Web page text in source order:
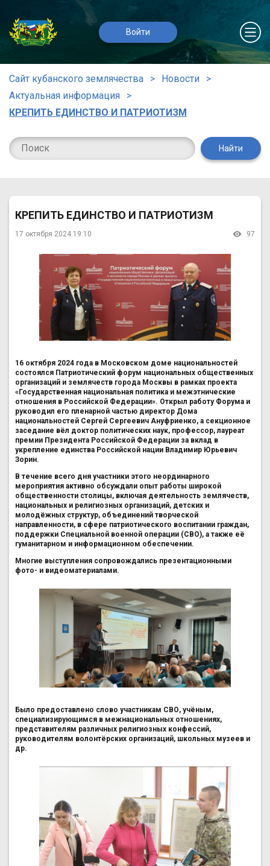
Войти
Сайт кубанского землячества
Новости
Актуальная информация
КРЕПИТЬ ЕДИНСТВО И ПАТРИОТИЗМ
Найти
КРЕПИТЬ ЕДИНСТВО И ПАТРИОТИЗМ
17 октября 2024 19:10 97
16 октября 2024 года в Московском доме национальностей
состоялся Патриотический форум национальных общественных
организаций и землячеств города Москвы в рамках проекта
«Государственная национальная политика и межэтнические
отношения в Российской Федерации». Открыл работу Форума и
руководил его пленарной частью директор Дома
национальностей Сергей Сергеевич Ануфриенко, а секционное
заседание вёл доктор политических наук, профессор, лауреат
премии Президента Российской Федерации за вклад в
укрепление единства Российской нации Владимир Юрьевич
Зорин.
В течение всего дня участники этого неординарного
мероприятия активно обсуждали опыт работы широкой
общественности столицы, включая деятельность землячеств,
национальных и религиозных организаций, детских и
молодёжных структур, объединений творческой
направленности, в сфере патриотического воспитании граждан,
поддержки Специальной военной операции (СВО), а также её
гуманитарном и информационном обеспечении.
Многие выступления сопровождались презентационными
фото- и видеоматериалами.
Было предоставлено слово участникам СВО, учёным,
специализирующимся в межнациональных отношениях,
представителям различных религиозных конфессий,
руководителям волонтёрских организаций, школьных музеев и
др.